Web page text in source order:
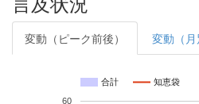
変動（ピーク前後） 変動（月
合計 知恵袋
60